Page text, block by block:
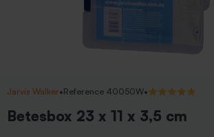
Jarvis Walker•Reference 40050W•5/5 (4 recensioner)
Betesbox 23 x 11 x 3,5 cm